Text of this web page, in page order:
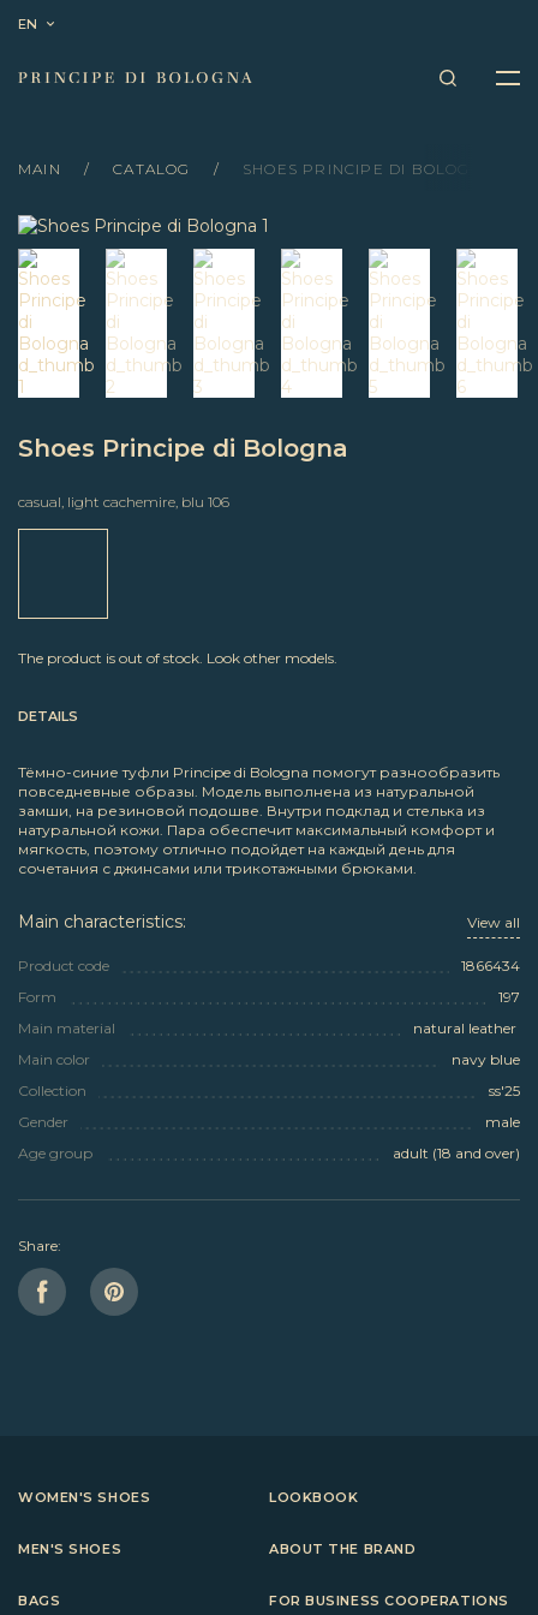
EN
MAIN CATALOG SHOES PRINCIPE DI BOLOGNA
Shoes Principe di Bologna
casual, light cachemire, blu 106
The product is out of stock. Look other models.
DETAILS
Тёмно-синие туфли Principe di Bologna помогут разнообразить
повседневные образы. Модель выполнена из натуральной
замши, на резиновой подошве. Внутри подклад и стелька из
натуральной кожи. Пара обеспечит максимальный комфорт и
мягкость, поэтому отлично подойдет на каждый день для
сочетания с джинсами или трикотажными брюками.
Main characteristics: View all
Product code
1866434
Form
197
Main material
natural leather
Main color
navy blue
Collection
ss'25
Gender
male
Age group
adult (18 and over)
Share:
WOMEN'S SHOES
MEN'S SHOES
BAGS
LOOKBOOK
ABOUT THE BRAND
FOR BUSINESS COOPERATIONS